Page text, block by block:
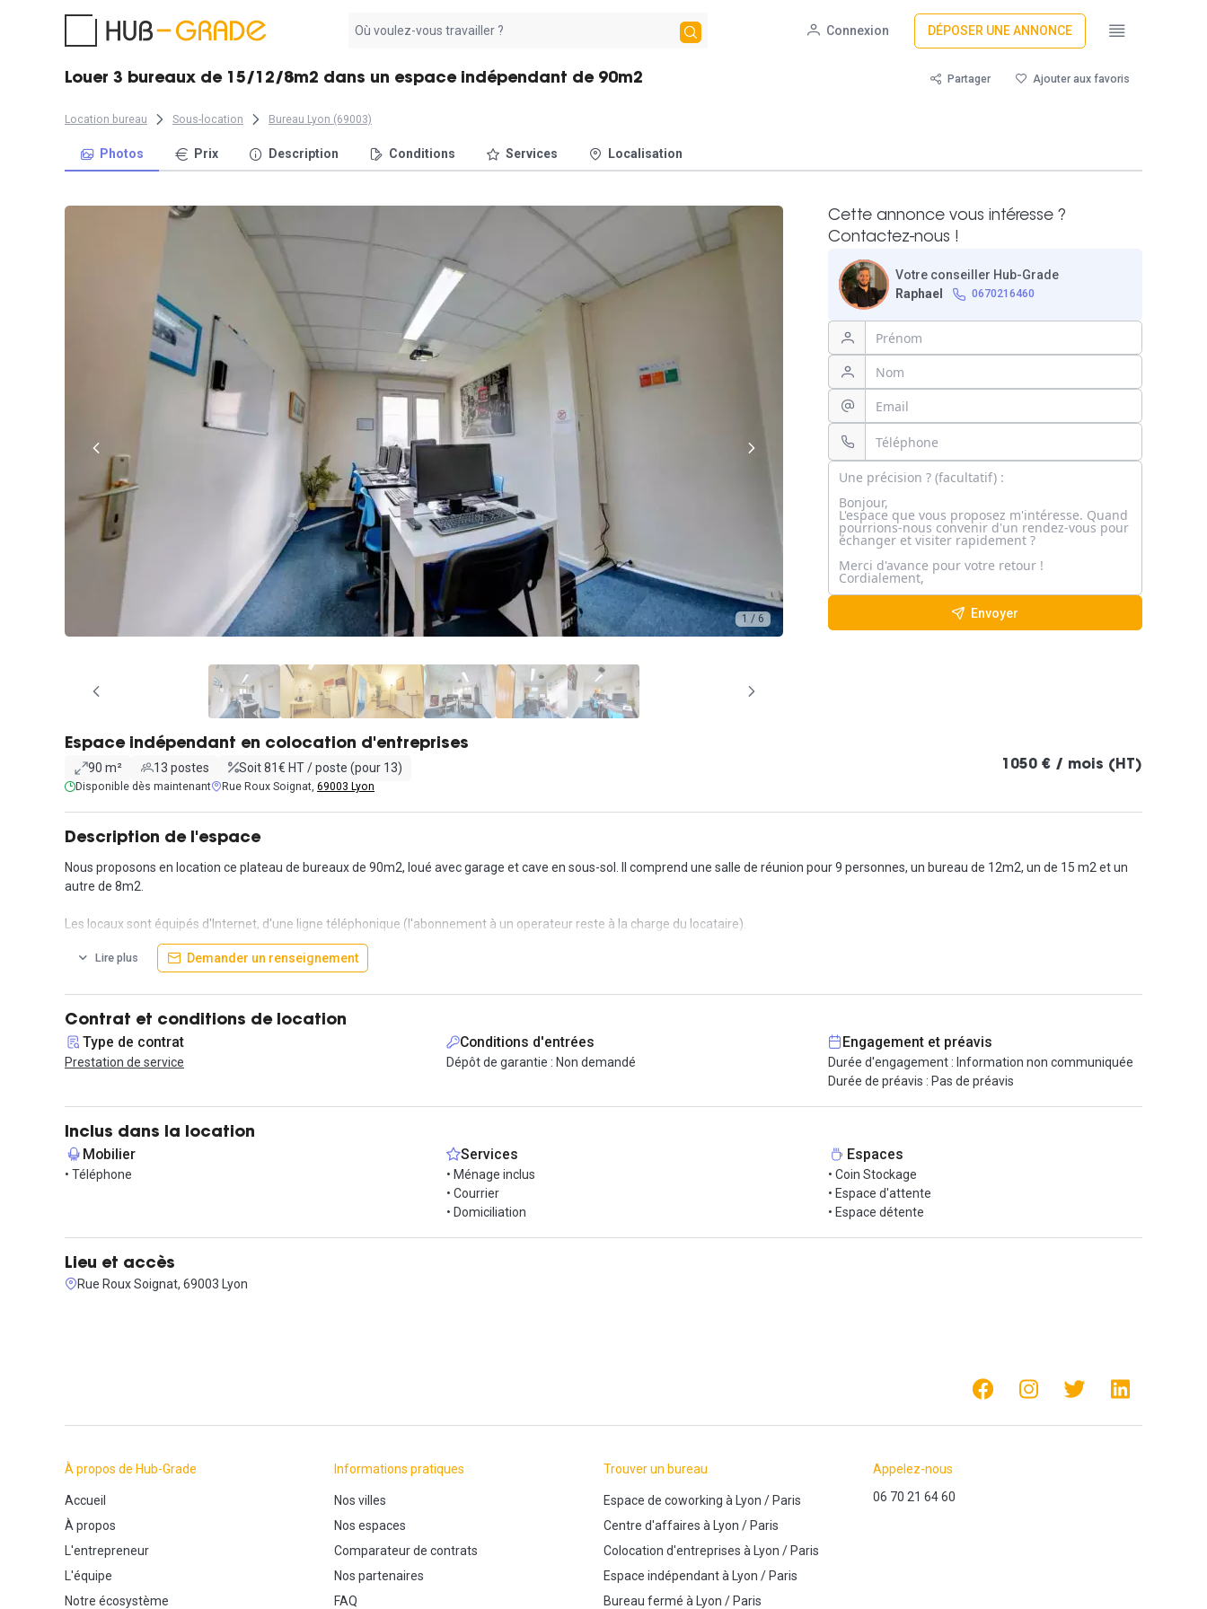
résultat
Connexion DÉPOSER UNE ANNONCE
Louer 3 bureaux de 15/12/8m2 dans un espace indépendant de 90m2 Partager Ajouter aux favoris
Location bureau Sous-location Bureau Lyon (69003)
Photos Prix Description Conditions Services Localisation
1 / 6
Cette annonce vous intéresse ?
Contactez-nous !
Votre conseiller Hub-Grade
Raphael
0670216460
Envoyer
Espace indépendant en colocation d'entreprises
90 m² 13 postes Soit 81€ HT / poste (pour 13)
Disponible dès maintenant Rue Roux Soignat, 69003 Lyon
1050 € / mois (HT)
Description de l'espace
Nous proposons en location ce plateau de bureaux de 90m2, loué avec garage et cave en sous-sol. Il comprend une salle de réunion pour 9 personnes, un bureau de 12m2, un de 15 m2 et un
autre de 8m2.
Les locaux sont équipés d'Internet, d'une ligne téléphonique (l'abonnement à un operateur reste à la charge du locataire).
Le(s) locataire(s) aura accès à un coin cuisine, avec café et thé à volonté, ainsi qu'un micro-ondes et un frigo. Vous pourrez aussi profiter d'une salle de réunion située au rez-de-chaussée à
Le métro D, les trams T2 et T5 ainsi que le bus C13 ont leur arrêt à deux pas du bureau.
Proximité Metro et bus (devant la porte).
Lire plus Demander un renseignement
Contrat et conditions de location
Type de contrat
Prestation de service
Conditions d'entrées
Dépôt de garantie : Non demandé
Engagement et préavis
Durée d'engagement : Information non communiquée
Durée de préavis : Pas de préavis
Inclus dans la location
Mobilier
• Téléphone
Services
• Ménage inclus
• Courrier
• Domiciliation
Espaces
• Coin Stockage
• Espace d'attente
• Espace détente
Lieu et accès
Rue Roux Soignat, 69003 Lyon
À propos de Hub-Grade
Accueil
À propos
L'entrepreneur
L'équipe
Notre écosystème
Informations pratiques
Nos villes
Nos espaces
Comparateur de contrats
Nos partenaires
FAQ
Trouver un bureau
Espace de coworking à Lyon /Paris
Centre d'affaires à Lyon /Paris
Colocation d'entreprises à Lyon /Paris
Espace indépendantà Lyon /Paris
Bureau fermé à Lyon /Paris
Appelez-nous
06 70 21 64 60